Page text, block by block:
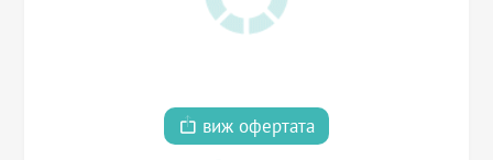
виж офертата